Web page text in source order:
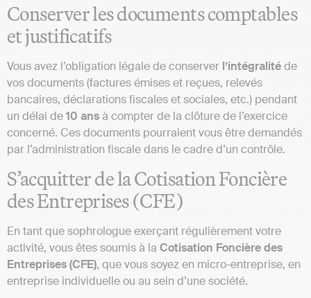
Conserver les documents comptables
et justificatifs
Vous avez l’obligation légale de conserver l’intégralitéde
vos documents (factures émises et reçues, relevés
bancaires, déclarations fiscales et sociales, etc.) pendant
un délai de10 ansà compter de la clôture de l’exercice
concerné. Ces documents pourraient vous être demandés
par l’administration fiscale dans le cadre d’un contrôle.
S’acquitter de la Cotisation Foncière
des Entreprises (CFE)
En tant que sophrologue exerçant régulièrement votre
activité, vous êtes soumis à la Cotisation Foncière des
Entreprises (CFE), que vous soyez en micro-entreprise, en
entreprise individuelle ou au sein d’une société.